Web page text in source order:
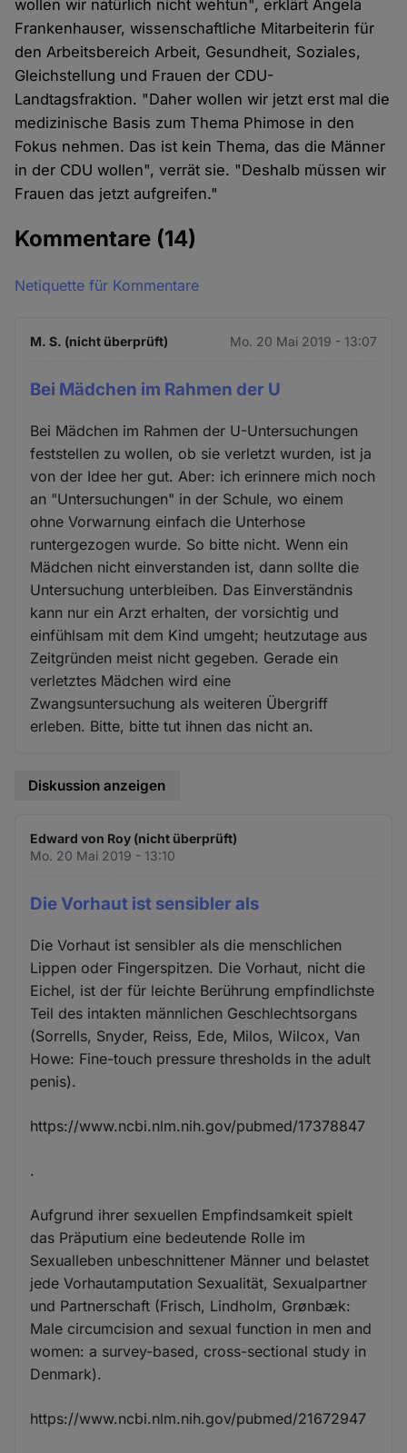
wollen wir natürlich nicht wehtun", erklärt Angela
Frankenhauser, wissenschaftliche Mitarbeiterin für
den Arbeitsbereich Arbeit, Gesundheit, Soziales,
Gleichstellung und Frauen der CDU-
Landtagsfraktion. "Daher wollen wir jetzt erst mal die
medizinische Basis zum Thema Phimose in den
Fokus nehmen. Das ist kein Thema, das die Männer
in der CDU wollen", verrät sie. "Deshalb müssen wir
Frauen das jetzt aufgreifen."
Kommentare (14)
Netiquette für Kommentare
M. S. (nicht überprüft) Mo. 20 Mai 2019 - 13:07
Bei Mädchen im Rahmen der U
Bei Mädchen im Rahmen der U-Untersuchungen
feststellen zu wollen, ob sie verletzt wurden, ist ja
von der Idee her gut. Aber: ich erinnere mich noch
an "Untersuchungen" in der Schule, wo einem
ohne Vorwarnung einfach die Unterhose
runtergezogen wurde. So bitte nicht. Wenn ein
Mädchen nicht einverstanden ist, dann sollte die
Untersuchung unterbleiben. Das Einverständnis
kann nur ein Arzt erhalten, der vorsichtig und
einfühlsam mit dem Kind umgeht; heutzutage aus
Zeitgründen meist nicht gegeben. Gerade ein
verletztes Mädchen wird eine
Zwangsuntersuchung als weiteren Übergriff
erleben. Bitte, bitte tut ihnen das nicht an.
Diskussion anzeigen
Edward von Roy (nicht überprüft)
Mo. 20 Mai 2019 - 13:10
Die Vorhaut ist sensibler als
Die Vorhaut ist sensibler als die menschlichen
Lippen oder Fingerspitzen. Die Vorhaut, nicht die
Eichel, ist der für leichte Berührung empfindlichste
Teil des intakten männlichen Geschlechtsorgans
(Sorrells, Snyder, Reiss, Ede, Milos, Wilcox, Van
Howe: Fine-touch pressure thresholds in the adult
penis).
https://www.ncbi.nlm.nih.gov/pubmed/17378847
.
Aufgrund ihrer sexuellen Empfindsamkeit spielt
das Präputium eine bedeutende Rolle im
Sexualleben unbeschnittener Männer und belastet
jede Vorhautamputation Sexualität, Sexualpartner
und Partnerschaft (Frisch, Lindholm, Grønbæk:
Male circumcision and sexual function in men and
women: a survey-based, cross-sectional study in
Denmark).
https://www.ncbi.nlm.nih.gov/pubmed/21672947